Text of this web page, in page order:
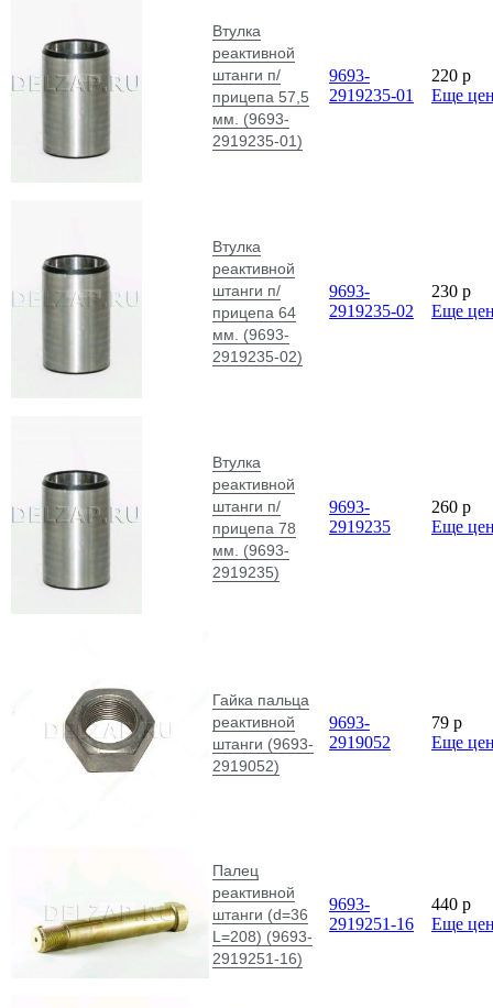
Втулка
реактивной
штанги п/
прицепа 57,5
мм. (9693-
2919235-01)
9693-
2919235-01
220 p
Еще
Втулка
реактивной
штанги п/
прицепа 64
мм. (9693-
2919235-02)
9693-
2919235-02
230 p
Еще
Втулка
реактивной
штанги п/
прицепа 78
мм. (9693-
2919235)
9693-
2919235
260 p
Еще
Гайка пальца
реактивной
штанги (9693-
2919052)
9693-
2919052
79 p
Еще
Палец
реактивной
штанги (d=36
L=208) (9693-
2919251-16)
9693-
2919251-16
440 p
Еще